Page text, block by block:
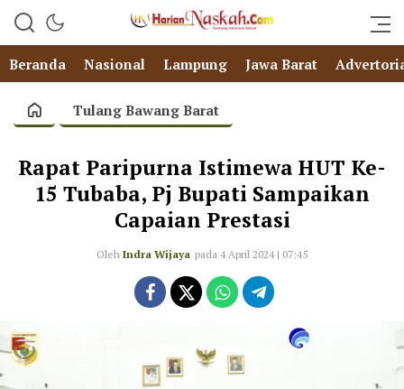
Beranda Nasional Lampung Jawa Barat
Tulang Bawang Barat
Rapat Paripurna Istimewa HUT Ke-
15 Tubaba, Pj Bupati Sampaikan
Capaian Prestasi
Oleh Indra Wijaya pada 4 April 2024 | 07:45